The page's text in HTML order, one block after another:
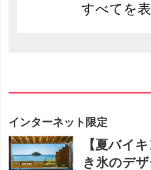
すべてを
インターネット限定
【夏バイ
き氷のデ